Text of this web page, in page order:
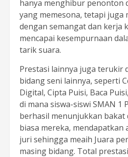
hanya menghibur penonton
yang memesona, tetapi juga
dengan semangat dan kerja
mencapai kesempurnaan
tarik suara.
Prestasi lainnya juga terukir
bidang seni lainnya, seperti
Digital, Cipta Puisi, Baca
di mana siswa-siswi SMAN 1
berhasil menunjukkan
biasa mereka, mendapatkan
juri sehingga meaih Juara
masing bidang. Total